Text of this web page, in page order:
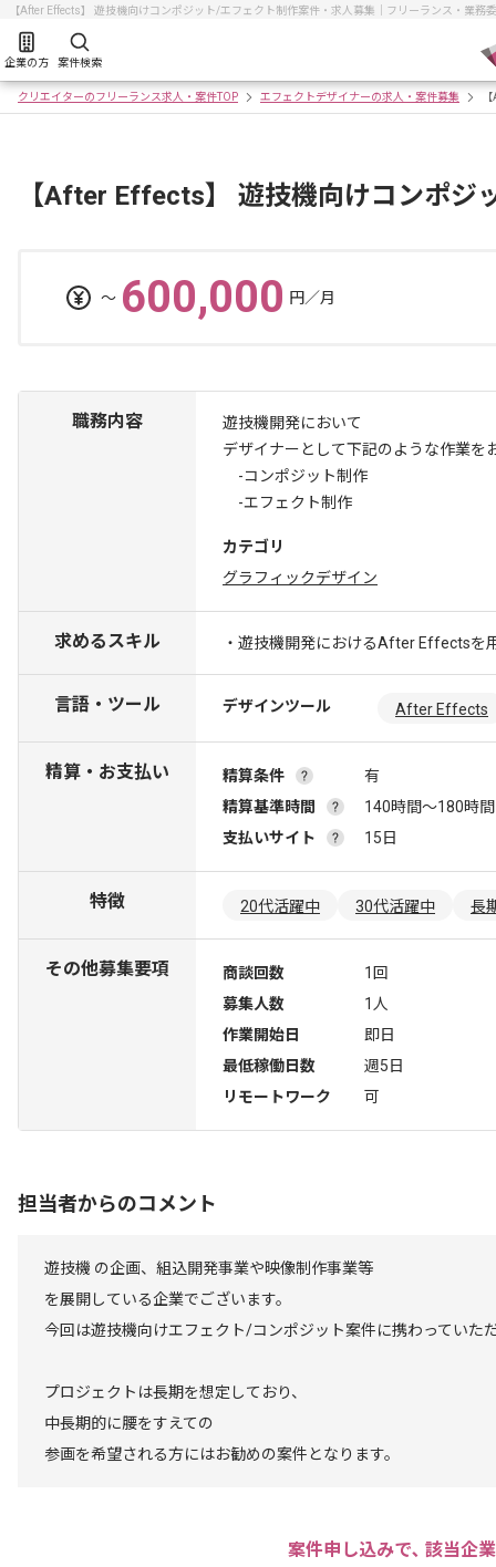
【After Effects】 遊技機向けコンポジット/エフェクト制作案件・求人募集｜フリーランス・業務
企業の方 案件検索
クリエイターのフリーランス求人・案件TOP エフェクトデザイナーの求人・案件募集
【After Effects】 遊技機向けコンポジ
〜 600,000 円／月
職務内容
遊技機開発において
デザイナーとして下記のような作業を
-コンポジット制作
-エフェクト制作
カテゴリ
グラフィックデザイン
求めるスキル ・遊技機開発におけるAfter Effectsを
言語・ツール デザインツール After Effects
精算・お支払い 精算条件
有
精算基準時間
140時間〜180時間
支払いサイト
15日
特徴 20代活躍中 30代活躍中 長
その他募集要項 商談回数
1回
募集人数
1人
作業開始日
即日
最低稼働日数
週5日
リモートワーク
可
担当者からのコメント
遊技機 の企画、組込開発事業や映像制作事業等
を展開している企業でございます。
今回は遊技機向けエフェクト/コンポジット案件に携わっていた
プロジェクトは長期を想定しており、
中長期的に腰をすえての
参画を希望される方にはお勧めの案件となります。
案件申し込みで､ 該当企